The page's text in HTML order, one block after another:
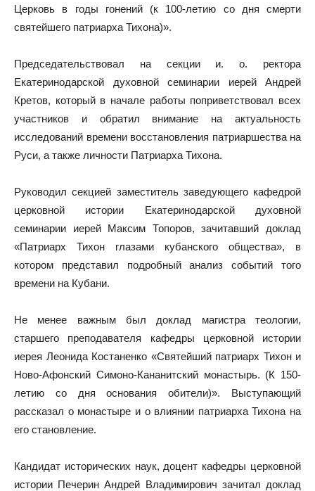
Церковь в годы гонений (к 100-летию со дня смерти
святейшего патриарха Тихона)».
Председательствовал на секции и. о. ректора
Екатеринодарской духовной семинарии иерей Андрей
Кретов, который в начале работы поприветствовал всех
участников и обратил внимание на актуальность
исследований времени восстановления патриаршества на
Руси, а также личности Патриарха Тихона.
Руководил секцией заместитель заведующего кафедрой
церковной истории Екатеринодарской духовной
семинарии иерей Максим Топоров, зачитавший доклад
«Патриарх Тихон глазами кубанского общества», в
котором представил подробный анализ событий того
времени на Кубани.
Не менее важным был доклад магистра теологии,
старшего преподавателя кафедры церковной истории
иерея Леонида Костаненко «Святейший патриарх Тихон и
Ново-Афонский Симоно-Кананитский монастырь. (К 150-
летию со дня основания обители)». Выступающий
рассказал о монастыре и о влиянии патриарха Тихона на
его становление.
Кандидат исторических наук, доцент кафедры церковной
истории Печерин Андрей Владимирович зачитал доклад